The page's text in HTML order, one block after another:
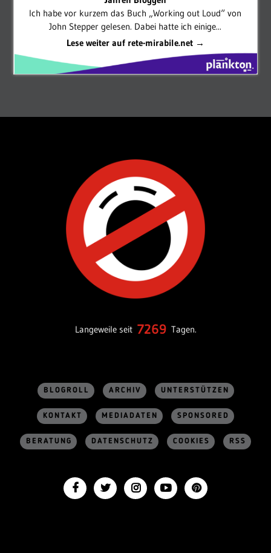
Ich habe vor kurzem das Buch „Working out Loud“ von
John Stepper gelesen. Dabei hatte ich einige...
Lese weiter auf rete-mirabile.net →
Langeweile seit 7269 Tagen.
BLOGROLL ARCHIV UNTERSTÜTZEN
KONTAKT MEDIADATEN SPONSORED
BERATUNG DATENSCHUTZ COOKIES RSS